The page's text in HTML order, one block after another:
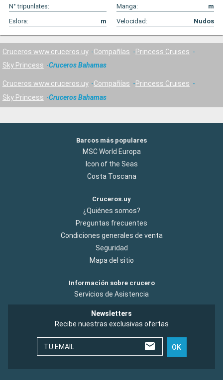
N° tripunlates:
Manga:
m
Eslora:
m Velocidad: Nudos
Cruceros www.cruceros.uy Compañías
Princess Cruises
Sky Princess
Cruceros Bahamas
Cruceros www.cruceros.uy Compañías
Princess Cruises
Sky Princess
Cruceros Bahamas
Barcos más populares
MSC World Europa
Icon of the Seas
Costa Toscana
Cruceros.uy
¿Quiénes somos?
Preguntas frecuentes
Condiciones generales de venta
Seguridad
Mapa del sitio
Información sobre crucero
Servicios de Asistencia
Newsletters
Recibe nuestras exclusivas ofertas
TU EMAIL OK